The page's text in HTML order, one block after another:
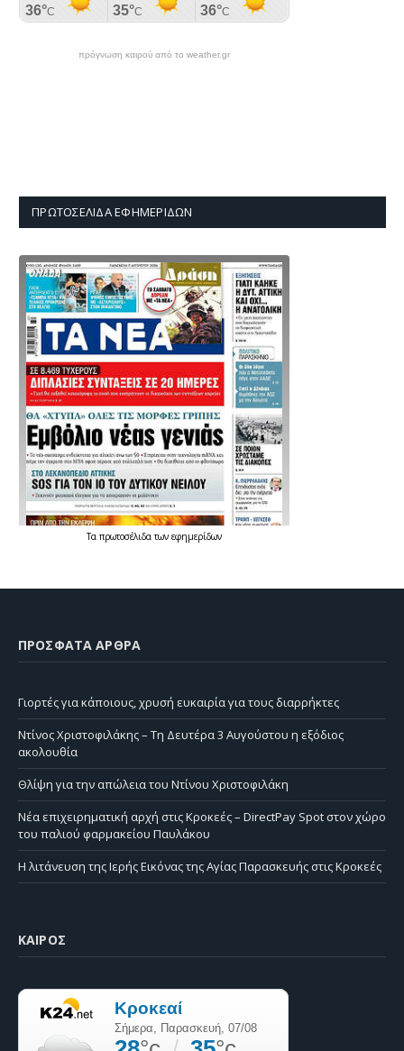
πρόγνωση καιρού από το weather.gr
ΠΡΩΤΟΣΈΛΙΔΑ ΕΦΗΜΕΡΊΔΩΝ
Τα πρωτοσέλιδατων εφημερίδων
ΠΡΌΣΦΑΤΑ ΆΡΘΡΑ
Γιορτές για κάποιους, χρυσή ευκαιρία για τους διαρρήκτες
Ντίνος Χριστοφιλάκης – Τη Δευτέρα 3 Αυγούστου η εξόδιος
ακολουθία
Θλίψη για την απώλεια του Ντίνου Χριστοφιλάκη
Νέα επιχειρηματική αρχή στις Κροκεές – DirectPay Spot στον χώρο
του παλιού φαρμακείου Παυλάκου
Η λιτάνευση της Ιερής Εικόνας της Αγίας Παρασκευής στις Κροκεές
ΚΑΙΡΌΣ